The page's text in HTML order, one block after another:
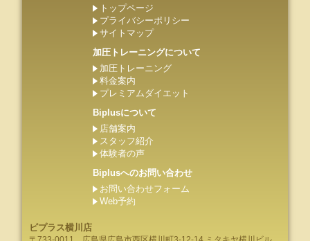
トップページ
プライバシーポリシー
サイトマップ
加圧トレーニングについて
加圧トレーニング
料金案内
プレミアムダイエット
Biplusについて
店舗案内
スタッフ紹介
体験者の声
Biplusへのお問い合わせ
お問い合わせフォーム
Web予約
ビプラス横川店